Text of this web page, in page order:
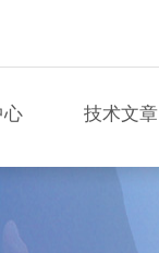
心 技术文章